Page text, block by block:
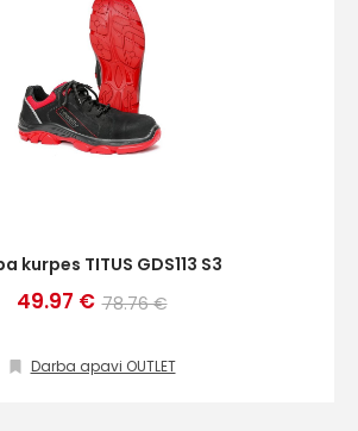
kurpes TITUS GDS113 S3
49.97 € 78.76 €
Darba apavi OUTLET